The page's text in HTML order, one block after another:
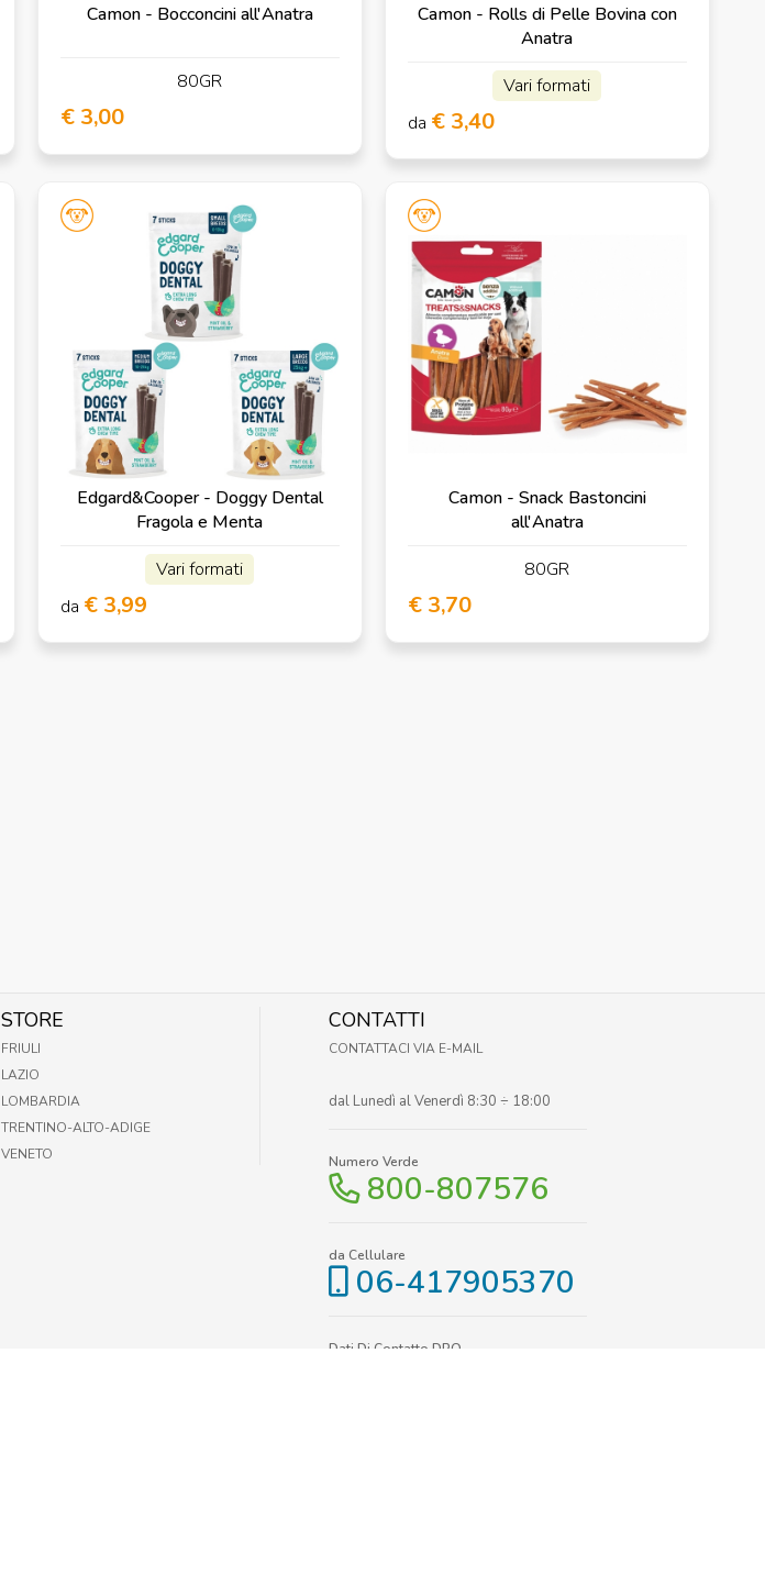
Camon - Bocconcini all'Anatra
80GR
€ 3,00
Camon - Rolls di Pelle Bovina con
Anatra
Vari formati
da € 3,40
Edgard&Cooper - Doggy Dental
Fragola e Menta
Vari formati
da € 3,99
Camon - Snack Bastoncini
all'Anatra
80GR
€ 3,70
STORE
FRIULI
LAZIO
LOMBARDIA
TRENTINO-ALTO-ADIGE
VENETO
CONTATTI
CONTATTACI VIA E-MAIL
dal Lunedì al Venerdì 8:30 ÷ 18:00
Numero Verde
800-807576
da Cellulare
06-417905370
Dati Di Contatto DPO